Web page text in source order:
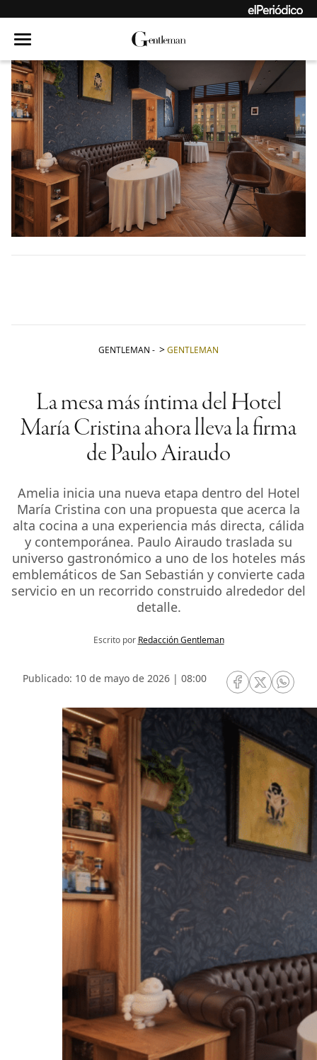
GENTLEMAN - GENTLEMAN
La mesa más íntima del Hotel
María Cristina ahora lleva la firma
de Paulo Airaudo
Amelia inicia una nueva etapa dentro del Hotel
María Cristina con una propuesta que acerca la
alta cocina a una experiencia más directa, cálida
y contemporánea. Paulo Airaudo traslada su
universo gastronómico a uno de los hoteles más
emblemáticos de San Sebastián y convierte cada
servicio en un recorrido construido alrededor del
detalle.
Escrito por Redacción Gentleman
Publicado: 10 de mayo de 2026 | 08:00
RRSS Facebook
RRSSRRSS